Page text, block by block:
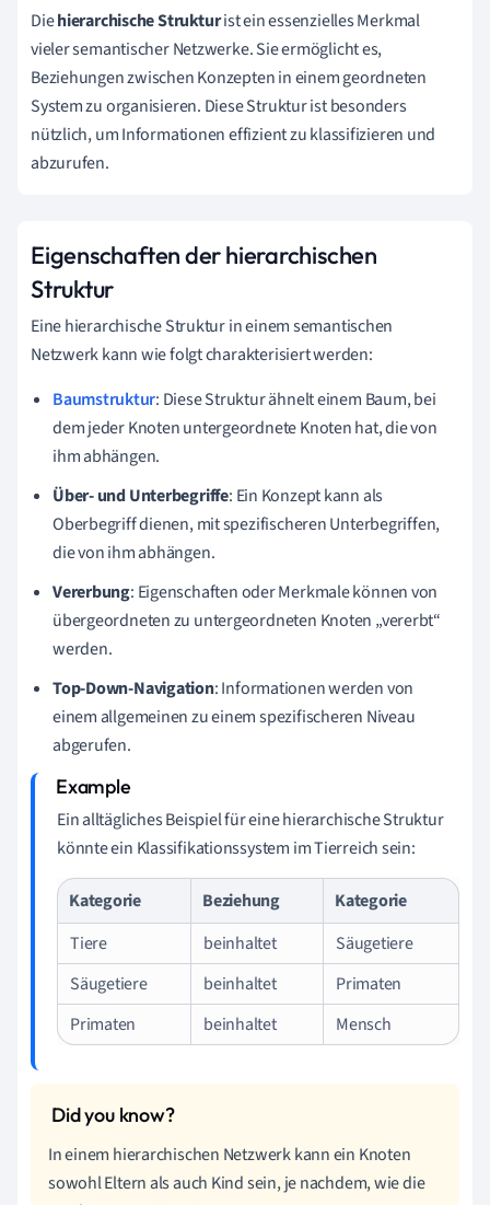
Diehierarchische Strukturist ein essenzielles Merkmal
vieler semantischer Netzwerke. Sie ermöglicht es,
Beziehungen zwischen Konzepten in einem geordneten
System zu organisieren. Diese Struktur ist besonders
nützlich, um Informationen effizient zu klassifizieren und
abzurufen.
Eigenschaften der hierarchischen
Struktur
Eine hierarchische Struktur in einem semantischen
Netzwerk kann wie folgt charakterisiert werden:
Baumstruktur: Diese Struktur ähnelt einem Baum, bei
dem jeder Knoten untergeordnete Knoten hat, die von
ihm abhängen.
Über- und Unterbegriffe: Ein Konzept kann als
Oberbegriff dienen, mit spezifischeren Unterbegriffen,
die von ihm abhängen.
Vererbung: Eigenschaften oder Merkmale können von
übergeordneten zu untergeordneten Knoten „vererbt“
werden.
Top-Down-Navigation: Informationen werden von
einem allgemeinen zu einem spezifischeren Niveau
abgerufen.
Ein alltägliches Beispiel für eine hierarchische Struktur
könnte ein Klassifikationssystem im Tierreich sein:
Kategorie Beziehung
Kategorie
Tiere
beinhaltet
Säugetiere
Säugetiere
beinhaltet
Primaten
Primaten
beinhaltet Mensch
In einem hierarchischen Netzwerk kann ein Knoten
sowohl Eltern als auch Kind sein, je nachdem, wie die